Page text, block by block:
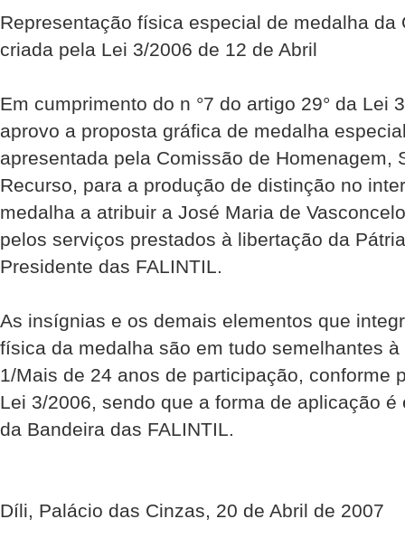
Representação física especial de medalha da
criada pela Lei 3/2006 de 12 de Abril
Em cumprimento do n °7 do artigo 29° da Lei
aprovo a proposta gráfica de medalha
apresentada pela Comissão de Homenagem,
Recurso, para a produção de distinção no
medalha a atribuir a José Maria de
pelos serviços prestados à libertação da
Presidente das FALINTIL.
As insígnias e os demais elementos que
física da medalha são em tudo semelhantes
1/Mais de 24 anos de participação, conforme
Lei 3/2006, sendo que a forma de aplicação
da Bandeira das FALINTIL.
Díli, Palácio das Cinzas, 20 de Abril de 2007